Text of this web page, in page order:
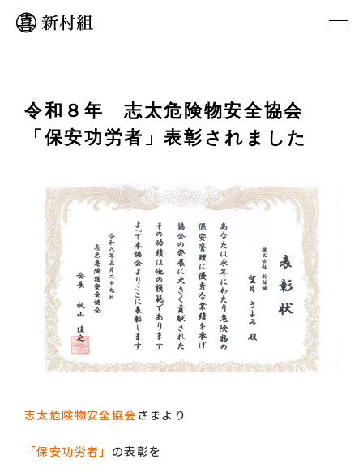
令和８年 志太危険物安全協会
「保安功労者」表彰されました
志太危険物安全協会 さまより
「保安功労者」 の表彰を